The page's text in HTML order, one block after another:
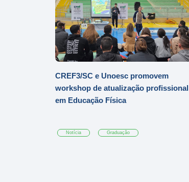
CREF3/SC e Unoesc promovem
workshop de atualização profissional
em Educação Física
Notícia Graduação